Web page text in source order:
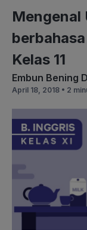
Mengenal
Kelas 11
Embun Bening
April 18, 2018 • 2